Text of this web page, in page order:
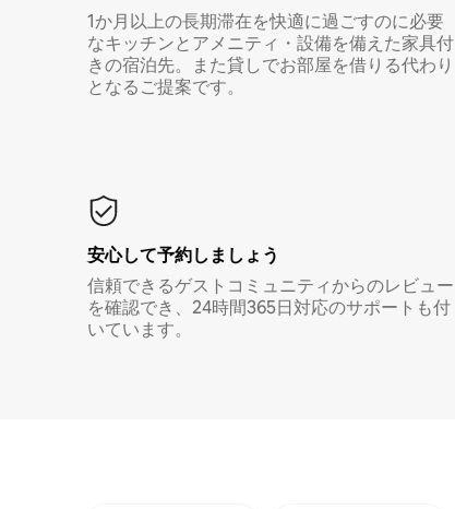
1か月以上の長期滞在を快適に過ごすのに必要
なキッチンとアメニティ・設備を備えた家具付
きの宿泊先。また貸しでお部屋を借りる代わり
となるご提案です。
安心して予約しましょう
信頼できるゲストコミュニティからのレビュー
を確認でき、24時間365日対応のサポートも付
いています。